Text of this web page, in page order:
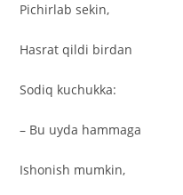
Pichirlab sekin,
Hasrat qildi birdan
Sodiq kuchukka:
– Bu uyda hammaga
Ishonish mumkin,